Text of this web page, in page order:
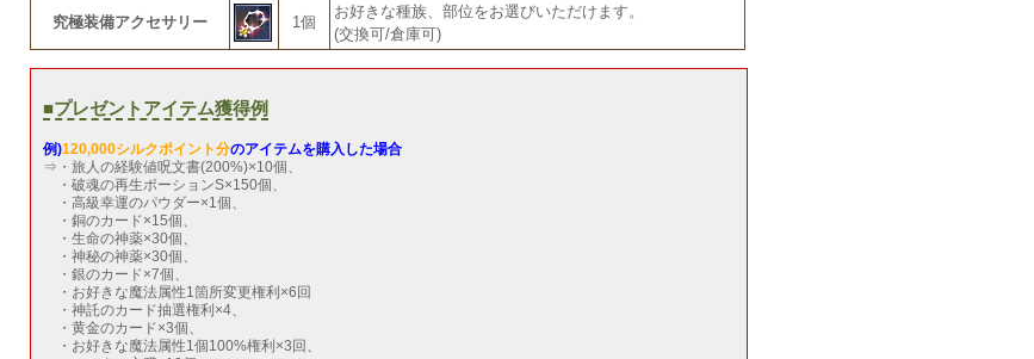
究極装備アクセサリー 1個
お好きな種族、部位をお選びいただけます。
(交換可/倉庫可)
■プレゼントアイテム獲得例
例)120,000シルクポイント分のアイテムを購入した場合
⇒・旅人の経験値呪文書(200%)×10個、
・破魂の再生ポーションS×150個、
・高級幸運のパウダー×1個、
・銅のカード×15個、
・生命の神薬×30個、
・神秘の神薬×30個、
・銀のカード×7個、
・お好きな魔法属性1箇所変更権利×6回
・神託のカード抽選権利×4、
・黄金のカード×3個、
・お好きな魔法属性1個100%権利×3回、